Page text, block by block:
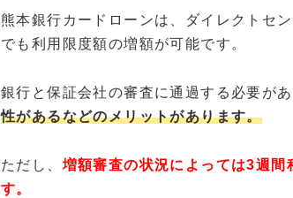
熊本銀行カードローンは、ダイレクトセ
でも利用限度額の増額が可能です。
銀行と保証会社の審査に通過する必要があ
性があるなどのメリットがあります。
ただし、 増額審査の状況によっては3週間
す。